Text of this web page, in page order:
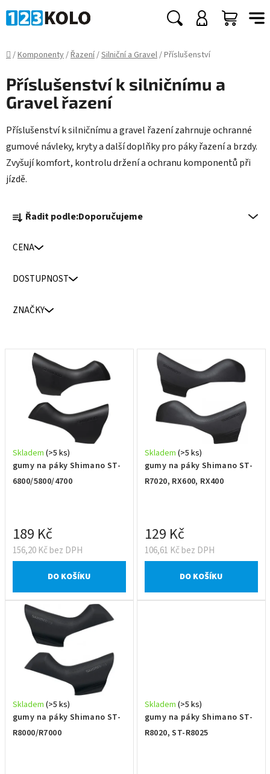
na
Hledat
Domů
/Komponenty/Řazení/Silniční a Gravel/Příslušenství
Příslušenství k silničnímu a
Gravel řazení
Příslušenství k silničnímu a gravel řazení zahrnuje ochranné
gumové návleky, kryty a další doplňky pro páky řazení a brzdy.
Zvyšují komfort, kontrolu držení a ochranu komponentů při
jízdě.
a
e
n
d
Řadit podle:Doporučujeme
CENA
DOSTUPNOST
ZNAČKY
o
d
ů
gumy na páky Shimano ST-
6800/5800/4700
Skladem (>5 ks)
156,20 Kč bez DPH
189 Kč
DO KOŠÍKU
gumy na páky Shimano ST-
R7020, RX600, RX400
Skladem (>5 ks)
106,61 Kč bez DPH
129 Kč
DO KOŠÍKU
gumy na páky Shimano ST-
R8000/R7000
Skladem (>5 ks)
gumy na páky Shimano ST-
R8020, ST-R8025
Skladem (>5 ks)